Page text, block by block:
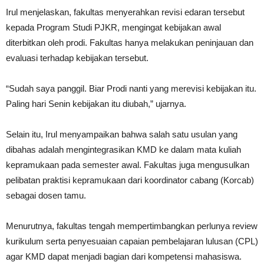
Irul menjelaskan, fakultas menyerahkan revisi edaran tersebut
kepada Program Studi PJKR, mengingat kebijakan awal
diterbitkan oleh prodi. Fakultas hanya melakukan peninjauan dan
evaluasi terhadap kebijakan tersebut.
“Sudah saya panggil. Biar Prodi nanti yang merevisi kebijakan itu.
Paling hari Senin kebijakan itu diubah,” ujarnya.
Selain itu, Irul menyampaikan bahwa salah satu usulan yang
dibahas adalah mengintegrasikan KMD ke dalam mata kuliah
kepramukaan pada semester awal. Fakultas juga mengusulkan
pelibatan praktisi kepramukaan dari koordinator cabang (Korcab)
sebagai dosen tamu.
Menurutnya, fakultas tengah mempertimbangkan perlunya review
kurikulum serta penyesuaian capaian pembelajaran lulusan (CPL)
agar KMD dapat menjadi bagian dari kompetensi mahasiswa.